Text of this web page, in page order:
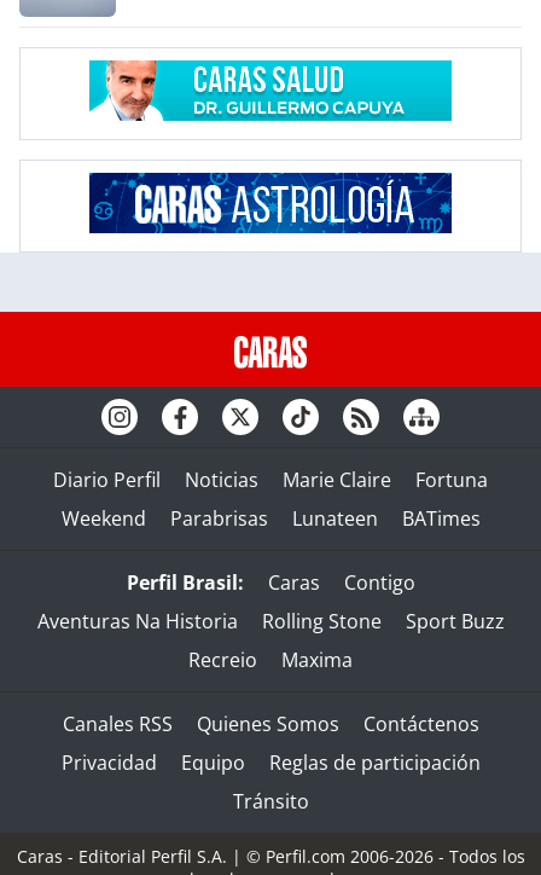
Diario Perfil Noticias Marie Claire
Fortuna
Weekend
Parabrisas Lunateen BATimes
Perfil Brasil: Caras
Contigo
Aventuras Na Historia
Rolling Stone
Sport Buzz
Recreio
Maxima
Canales RSS Quienes Somos
Contáctenos
Privacidad
Equipo
Reglas de participación
Tránsito
Caras - Editorial Perfil S.A. | © Perfil.com 2006-2026 - Todos los